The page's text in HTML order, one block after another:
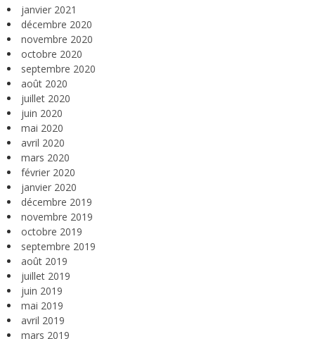
janvier 2021
décembre 2020
novembre 2020
octobre 2020
septembre 2020
août 2020
juillet 2020
juin 2020
mai 2020
avril 2020
mars 2020
février 2020
janvier 2020
décembre 2019
novembre 2019
octobre 2019
septembre 2019
août 2019
juillet 2019
juin 2019
mai 2019
avril 2019
mars 2019